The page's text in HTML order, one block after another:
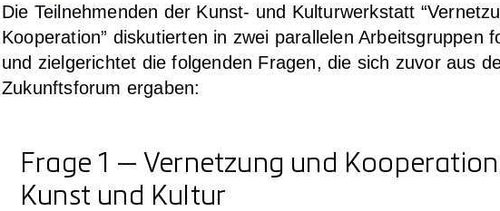
Die Teil­neh­men­den der Kunst- und Kul­tur­werk­statt
Koope­ra­ti­on” dis­ku­tier­ten in zwei par­al­le­len Arbeits­grup­pen
und ziel­ge­rich­tet die fol­gen­den Fra­gen, die sich zuvor aus
Zukunfts­fo­rum erga­ben:
Frage 1 — Vernetzung und
Kunst und Kultur